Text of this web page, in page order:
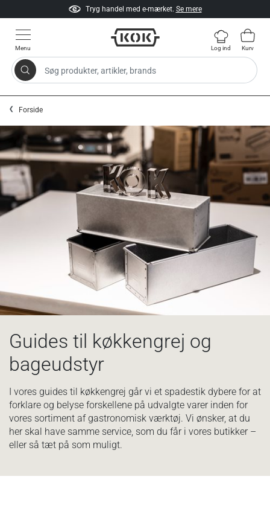
Tryg handel med e-mærket. Se mere
Menu
Søg produkter, artikler, brands
Log ind Kurv
Forside
Guides til køkkengrej og
bageudstyr
I vores guides til køkkengrej går vi et spadestik dybere for at
forklare og belyse forskellene på udvalgte varer inden for
vores sortiment af gastronomisk værktøj. Vi ønsker, at du
her skal have samme service, som du får i vores butikker –
eller så tæt på som muligt.